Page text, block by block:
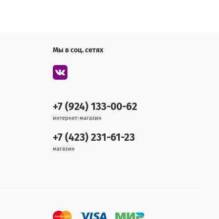
Мы в соц. сетях
+7 (924) 133-00-62
интернет-магазин
+7 (423) 231-61-23
магазин